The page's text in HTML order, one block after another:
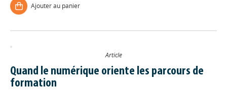
Ajouter au panier
Article
Quand le numérique oriente les parcours de
formation